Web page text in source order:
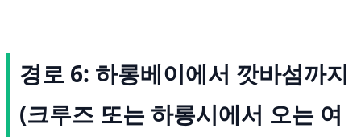
경로 6: 하롱베이에서 깟바섬까지
(크루즈 또는 하롱시에서 오는 여